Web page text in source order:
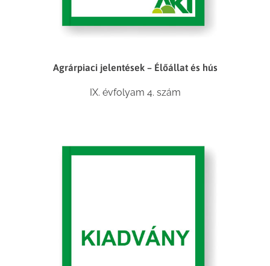
Agrárpiaci jelentések – Élőállat és hús
IX. évfolyam 4. szám